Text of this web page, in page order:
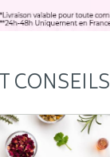
CONSEILS